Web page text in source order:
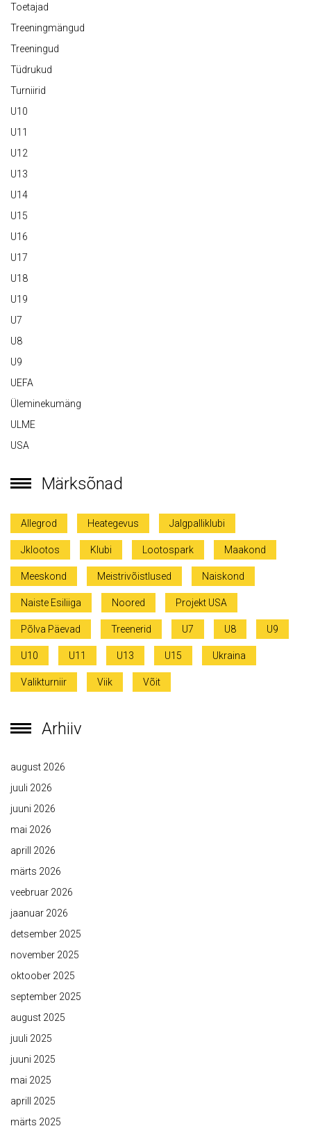
Toetajad
Treeningmängud
Treeningud
Tüdrukud
Turniirid
U10
U11
U12
U13
U14
U15
U16
U17
U18
U19
U7
U8
U9
UEFA
Üleminekumäng
ULME
USA
Märksõnad
Allegrod Heategevus Jalgpalliklubi
Jklootos Klubi Lootospark Maakond
Meeskond Meistrivõistlused Naiskond
Naiste Esiliiga Noored Projekt USA
Põlva Päevad Treenerid U7 U8 U9
U10 U11 U13 U15 Ukraina
Valikturniir Viik Võit
Arhiiv
august 2026
juuli 2026
juuni 2026
mai 2026
aprill 2026
märts 2026
veebruar 2026
jaanuar 2026
detsember 2025
november 2025
oktoober 2025
september 2025
august 2025
juuli 2025
juuni 2025
mai 2025
aprill 2025
märts 2025